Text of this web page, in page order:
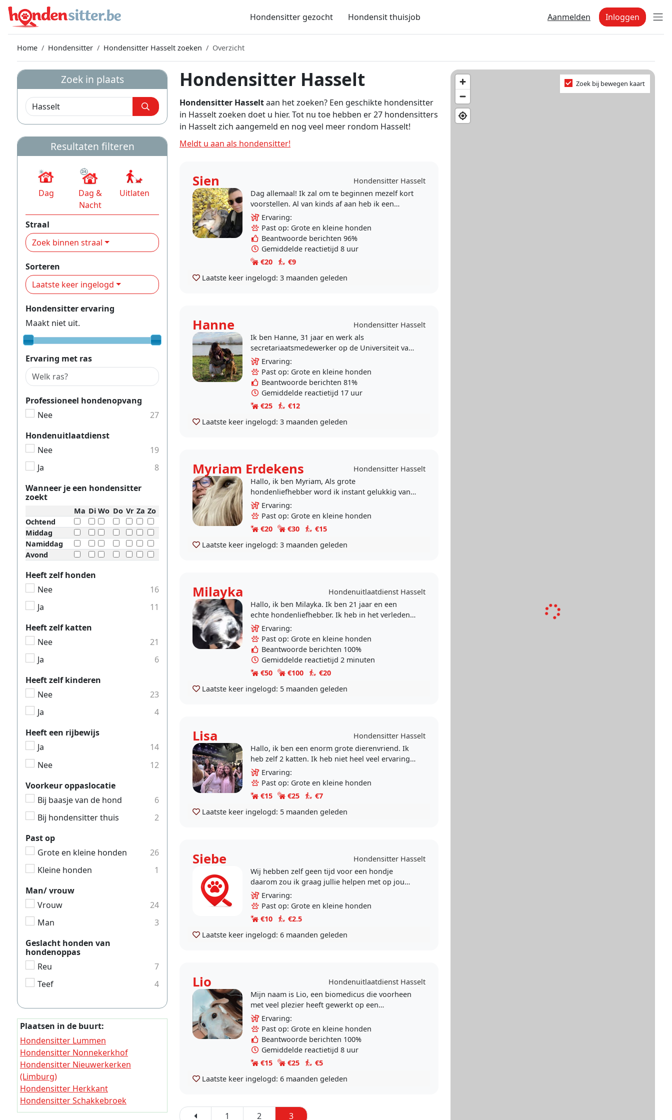
Hondensitter gezocht Hondensit thuisjob Aanmelden Inloggen
Home Hondensitter Hondensitter Hasselt zoeken Overzicht
Hondensitter Hasselt
Hondensitter Hasseltaan het zoeken? Een geschikte hondensitter
in Hasselt zoeken doet u hier. Tot nu toe hebben er 27 hondensitters
in Hasselt zich aangemeld en nog veel meer rondom Hasselt!
Meldt u aan als hondensitter!
Sien
Hondensitter Hasselt
Dag allemaal! Ik zal om te beginnen mezelf kort
voorstellen. Al van kinds af aan heb ik een
passie voor dieren, zo hebben we thuis heel
wat..
Ervaring:
Past op: Grote en kleine honden
Beantwoorde berichten 96%
Gemiddelde reactietijd 8 uur
€20
€9
Laatste keer ingelogd: 3 maanden geleden
Hanne
Hondensitter Hasselt
Ik ben Hanne, 31 jaar en werk als
secretariaatsmedewerker op de Universiteit van
Hasselt. Naast mijn job hou ik me graag bezig
met dieren. Ik heb al..
Ervaring:
Past op: Grote en kleine honden
Beantwoorde berichten 81%
Gemiddelde reactietijd 17 uur
€25
€12
Laatste keer ingelogd: 3 maanden geleden
Myriam Erdekens
Hondensitter Hasselt
Hallo, ik ben Myriam, Als grote
hondenliefhebber word ik instant gelukkig van
een kwispelende staart 😊 Ik heb zelf twee bull
terriers en een..
Ervaring:
Past op: Grote en kleine honden
€20
€30
€15
Laatste keer ingelogd: 3 maanden geleden
Milayka
Hondenuitlaatdienst Hasselt
Hallo, ik ben Milayka. Ik ben 21 jaar en een
echte hondenliefhebber. Ik heb in het verleden
zelf grote en kleine honden gehad. Het zou mij
super leuk..
Ervaring:
Past op: Grote en kleine honden
Beantwoorde berichten 100%
Gemiddelde reactietijd 2 minuten
€50
€100
€20
Laatste keer ingelogd: 5 maanden geleden
Lisa
Hondensitter Hasselt
Hallo, ik ben een enorm grote dierenvriend. Ik
heb zelf 2 katten. Ik heb niet heel veel ervaring,
maar mijn tante heeft 5 grote honden en daar
ben ik..
Ervaring:
Past op: Grote en kleine honden
€15
€25
€7
Laatste keer ingelogd: 5 maanden geleden
Siebe
Hondensitter Hasselt
Wij hebben zelf geen tijd voor een hondje
daarom zou ik graag jullie helpen met op jou
hondje te passen of uittelaten, ik doe het niet
voor het geld..
Ervaring:
Past op: Grote en kleine honden
€10
€2.5
Laatste keer ingelogd: 6 maanden geleden
Lio
Hondenuitlaatdienst Hasselt
Mijn naam is Lio, een biomedicus die voorheen
met veel plezier heeft gewerkt op een
kinderboerderij. Ik ben een enorme
dierenliefhebber en ben..
Ervaring:
Past op: Grote en kleine honden
Beantwoorde berichten 100%
Gemiddelde reactietijd 8 uur
€15
€25
€5
Laatste keer ingelogd: 6 maanden geleden
1 2 3
Zoek bij bewegen kaart
Zoek in plaats
Resultaten filteren
Dag
Dag &
Nacht
Uitlaten
Straal
Zoek binnen straal
Sorteren
Laatste keer ingelogd
Hondensitter ervaring
Maakt niet uit.
Ervaring met ras
Professioneel hondenopvang
Nee
27
Hondenuitlaatdienst
Nee
19
Ja
8
Wanneer je een hondensitter
zoekt
Ma Di Wo Do Vr Za Zo
Ochtend
Middag
Namiddag
Avond
Heeft zelf honden
Nee
16
Ja
11
Heeft zelf katten
Nee
21
Ja
6
Heeft zelf kinderen
Nee
23
Ja
4
Heeft een rijbewijs
Ja
14
Nee
12
Voorkeur oppaslocatie
Bij baasje van de hond
6
Bij hondensitter thuis
2
Past op
Grote en kleine honden
26
Kleine honden
1
Man/ vrouw
Vrouw
24
Man
3
Geslacht honden van
hondenoppas
Reu
7
Teef
4
Plaatsen in de buurt:
Hondensitter Lummen
Hondensitter Nonnekerkhof
Hondensitter Nieuwerkerken
(Limburg)
Hondensitter Herkkant
Hondensitter Schakkebroek
Hondensitter Dries (Limburg)